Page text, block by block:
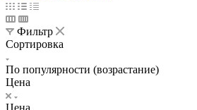
Фильтр
Сортировка
По популярности (возрастание)
Цена
Цена